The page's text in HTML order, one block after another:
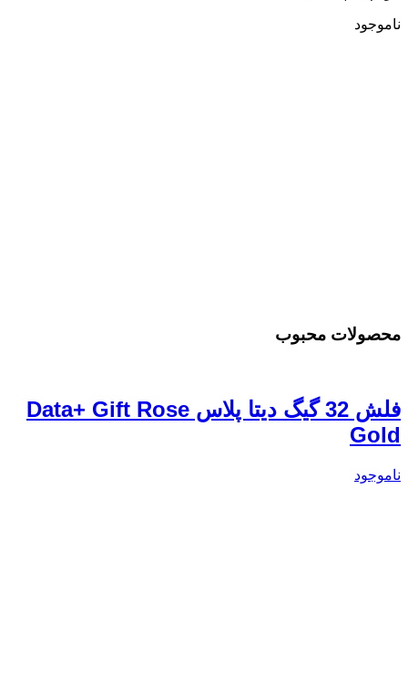
ناموجود
محصولات محبوب
فلش 32 گیگ دیتا پلاس Data+ Gift Rose
Gold
ناموجود